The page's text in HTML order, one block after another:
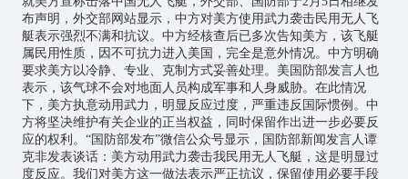
布声明，外交部网站显示，中方对美方使用武力袭击民用无人飞
艇表示强烈不满和抗议。中方经核查后已多次告知美方，该飞艇
属民用性质，因不可抗力进入美国，完全是意外情况。中方明确
要求美方以冷静、专业、克制方式妥善处理。美国防部发言人也
表示，该气球不会对地面人员构成军事和人身威胁。在此情况
下，美方执意动用武力，明显反应过度，严重违反国际惯例。中
方将坚决维护有关企业的正当权益，同时保留作出进一步必要反
应的权利。“国防部发布”微信公众号显示，国防部新闻发言人谭
克非发表谈话：美方动用武力袭击我民用无人飞艇，这是明显过
度反应。我们对美方这一做法表示严正抗议，保留使用必要手段